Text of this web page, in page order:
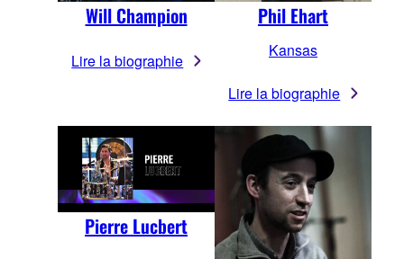
Will Champion
Lire la biographie
Phil Ehart
Kansas
Lire la biographie
Pierre Lucbert